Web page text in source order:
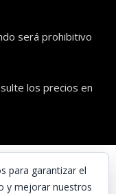
será prohibitivo
los precios en
para garantizar el
y mejorar nuestros